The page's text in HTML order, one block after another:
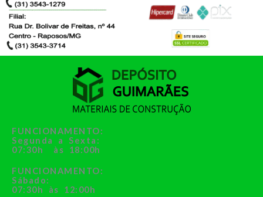
FUNCIONAMENTO:
Segunda a Sexta:
07:30h às 18:00h
FUNCIONAMENTO:
Sábado:
07:30h às 12:00h